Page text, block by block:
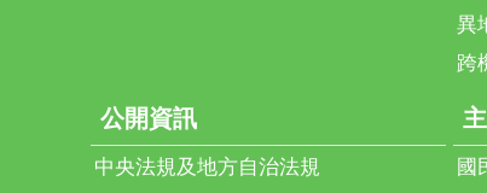
異
跨
公開資訊
中央法規及地方自治法規
國